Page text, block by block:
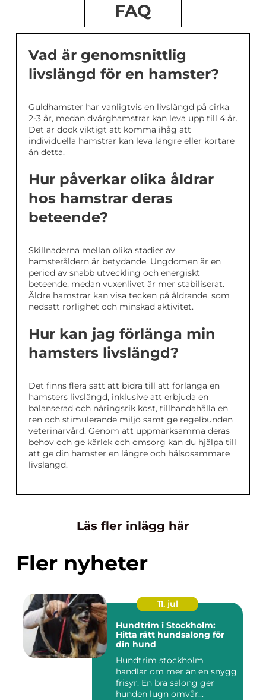
FAQ
Vad är genomsnittlig
livslängd för en hamster?
Guldhamster har vanligtvis en livslängd på cirka
2-3 år, medan dvärghamstrar kan leva upp till 4 år.
Det är dock viktigt att komma ihåg att
individuella hamstrar kan leva längre eller kortare
än detta.
Hur påverkar olika åldrar
hos hamstrar deras
beteende?
Skillnaderna mellan olika stadier av
hamsteråldern är betydande. Ungdomen är en
period av snabb utveckling och energiskt
beteende, medan vuxenlivet är mer stabiliserat.
Äldre hamstrar kan visa tecken på åldrande, som
nedsatt rörlighet och minskad aktivitet.
Hur kan jag förlänga min
hamsters livslängd?
Det finns flera sätt att bidra till att förlänga en
hamsters livslängd, inklusive att erbjuda en
balanserad och näringsrik kost, tillhandahålla en
ren och stimulerande miljö samt ge regelbunden
veterinärvård. Genom att uppmärksamma deras
behov och ge kärlek och omsorg kan du hjälpa till
att ge din hamster en längre och hälsosammare
livslängd.
Läs fler inlägg här
Fler nyheter
11. jul
Hundtrim i Stockholm:
Hitta rätt hundsalong för
din hund
Hundtrim stockholm
handlar om mer än en snygg
frisyr. En bra salong ger
hunden lugn omvår...